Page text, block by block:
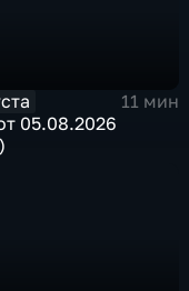
11 мин
05.08.2026